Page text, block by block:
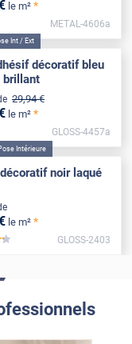
le m² *
METAL-4606a
Int / Ext
décoratif bleu
brillant
29,94 €
le m² *
GLOSS-4457a
Intérieure
noir laqué
le m² *
*****
GLOSS-2403